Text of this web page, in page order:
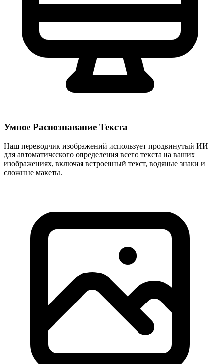
Умное Распознавание Текста
Наш переводчик изображений использует продвинутый ИИ
для автоматического определения всего текста на ваших
изображениях, включая встроенный текст, водяные знаки и
сложные макеты.